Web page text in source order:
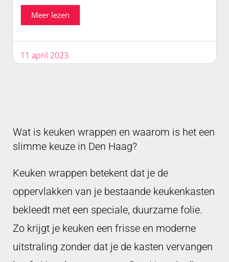
11 april 2023
Meer lezen
Wat is keuken wrappen en waarom is het een
slimme keuze in Den Haag?
Keuken wrappen betekent dat je de
oppervlakken van je bestaande keukenkasten
bekleedt met een speciale, duurzame folie.
Zo krijgt je keuken een frisse en moderne
uitstraling zonder dat je de kasten vervangen